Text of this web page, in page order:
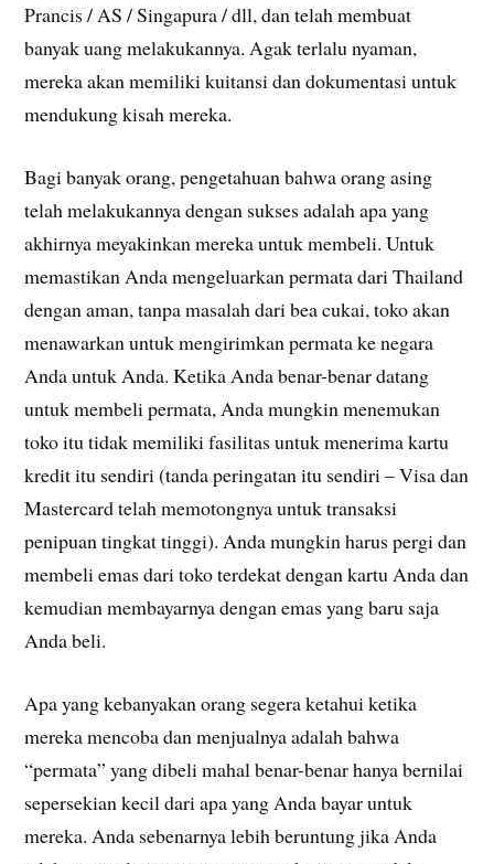
Prancis / AS / Singapura / dll, dan telah membuat
banyak uang melakukannya. Agak terlalu nyaman,
mereka akan memiliki kuitansi dan dokumentasi untuk
mendukung kisah mereka.
Bagi banyak orang, pengetahuan bahwa orang asing
telah melakukannya dengan sukses adalah apa yang
akhirnya meyakinkan mereka untuk membeli. Untuk
memastikan Anda mengeluarkan permata dari Thailand
dengan aman, tanpa masalah dari bea cukai, toko akan
menawarkan untuk mengirimkan permata ke negara
Anda untuk Anda. Ketika Anda benar-benar datang
untuk membeli permata, Anda mungkin menemukan
toko itu tidak memiliki fasilitas untuk menerima kartu
kredit itu sendiri (tanda peringatan itu sendiri – Visa dan
Mastercard telah memotongnya untuk transaksi
penipuan tingkat tinggi). Anda mungkin harus pergi dan
membeli emas dari toko terdekat dengan kartu Anda dan
kemudian membayarnya dengan emas yang baru saja
Anda beli.
Apa yang kebanyakan orang segera ketahui ketika
mereka mencoba dan menjualnya adalah bahwa
“permata” yang dibeli mahal benar-benar hanya bernilai
sepersekian kecil dari apa yang Anda bayar untuk
mereka. Anda sebenarnya lebih beruntung jika Anda